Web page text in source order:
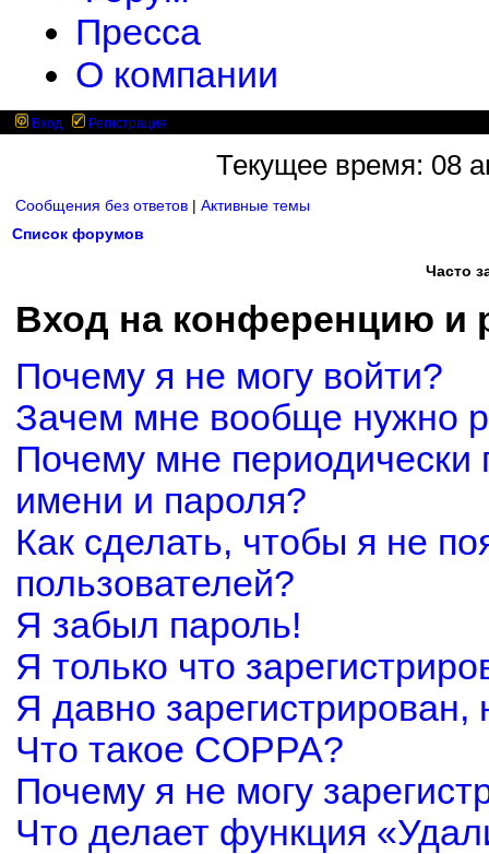
Пресса
О компании
Вход Регистрация
Текущее время: 08
Сообщения без ответов | Активные темы
Список форумов
Часто
Вход на конференцию и
Почему я не могу войти?
Зачем мне вообще нужно
Почему мне периодически
имени и пароля?
Как сделать, чтобы я не
пользователей?
Я забыл пароль!
Я только что
Я давно
Что такое COPPA?
Почему я не могу
Что делает функция